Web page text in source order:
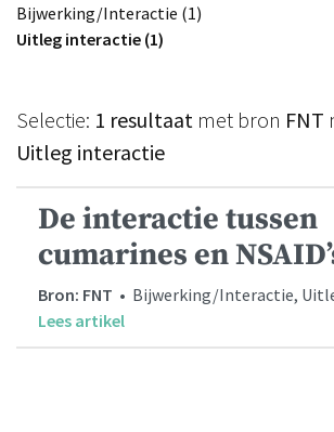
Bijwerking/Interactie (1)
Uitleg interactie (1)
Selectie: 1 resultaat met bron FNT
Uitleg interactie
De interactie tussen
cumarines en
Bron: FNT • Bijwerking/Interactie,
Lees artikel